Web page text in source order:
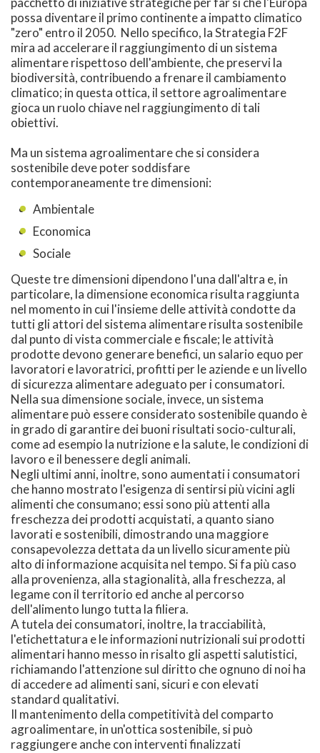
possa diventare il primo continente a impatto climatico
"zero" entro il 2050. Nello specifico, la Strategia F2F
mira ad accelerare il raggiungimento di un sistema
alimentare rispettoso dell'ambiente, che preservi la
biodiversità, contribuendo a frenare il cambiamento
climatico; in questa ottica, il settore agroalimentare
gioca un ruolo chiave nel raggiungimento di tali
obiettivi.
Ma un sistema agroalimentare che si considera
sostenibile deve poter soddisfare
contemporaneamente tre dimensioni:
Ambientale
Economica
Sociale
Queste tre dimensioni dipendono l'una dall'altra e, in
particolare, la dimensione economica risulta raggiunta
nel momento in cui l'insieme delle attività condotte da
tutti gli attori del sistema alimentare risulta sostenibile
dal punto di vista commerciale e fiscale; le attività
prodotte devono generare benefici, un salario equo per
lavoratori e lavoratrici, profitti per le aziende e un livello
di sicurezza alimentare adeguato per i consumatori.
Nella sua dimensione sociale, invece, un sistema
alimentare può essere considerato sostenibile quando è
in grado di garantire dei buoni risultati socio-culturali,
come ad esempio la nutrizione e la salute, le condizioni di
lavoro e il benessere degli animali.
Negli ultimi anni, inoltre, sono aumentati i consumatori
che hanno mostrato l'esigenza di sentirsi più vicini agli
alimenti che consumano; essi sono più attenti alla
freschezza dei prodotti acquistati, a quanto siano
lavorati e sostenibili, dimostrando una maggiore
consapevolezza dettata da un livello sicuramente più
alto di informazione acquisita nel tempo. Si fa più caso
alla provenienza, alla stagionalità, alla freschezza, al
legame con il territorio ed anche al percorso
dell'alimento lungo tutta la filiera.
A tutela dei consumatori, inoltre, la tracciabilità,
l'etichettatura e le informazioni nutrizionali sui prodotti
alimentari hanno messo in risalto gli aspetti salutistici,
richiamando l'attenzione sul diritto che ognuno di noi ha
di accedere ad alimenti sani, sicuri e con elevati
standard qualitativi.
Il mantenimento della competitività del comparto
agroalimentare, in un'ottica sostenibile, si può
raggiungere anche con interventi finalizzati